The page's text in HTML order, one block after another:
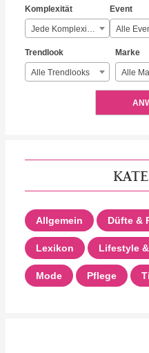
Komplexität
Jede Komplexität
Event
Alle
Trendlook
Alle Trendlooks
Marke
Alle
Allgemein Düfte &
Lexikon Lifestyle
Mode Pflege